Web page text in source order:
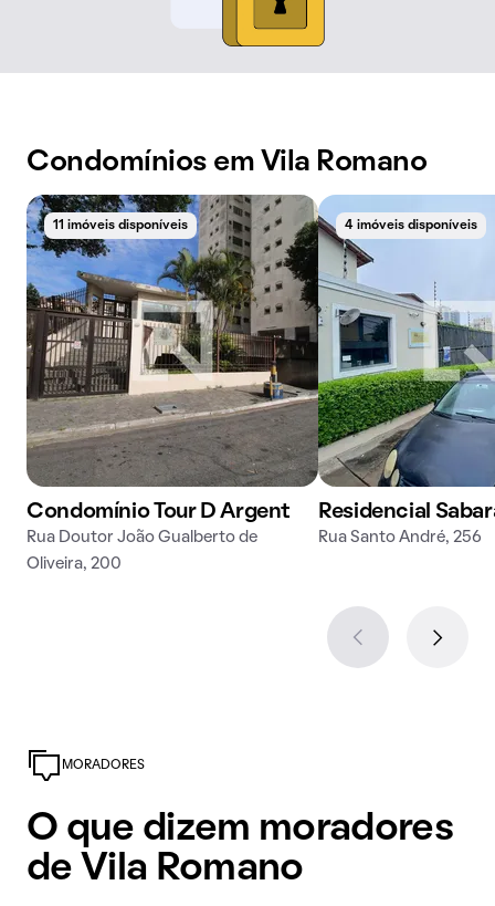
Condomínios em Vila Romano
11 imóveis disponíveis
Condomínio Tour D Argent
Rua Doutor João Gualberto de
Oliveira, 200
4 imóveis disponíveis
Residencial
Rua Santo André, 256
MORADORES
O que dizem moradores
de Vila Romano